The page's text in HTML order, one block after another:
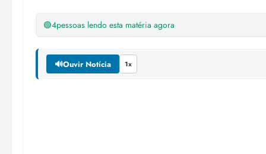
🟢4pessoas lendo esta matéria agora
🔊Ouvir Notícia 1x